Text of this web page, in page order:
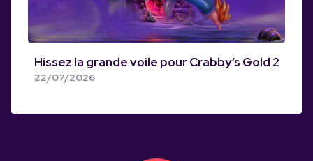
Hissez la grande voile pour Crabby’s Gold 2
22/07/2026